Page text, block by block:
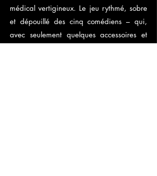
médical vertigineux. Le jeu rythmé, sobre
et dépouillé des cinq comédiens – qui,
avec seulement quelques accessoires et